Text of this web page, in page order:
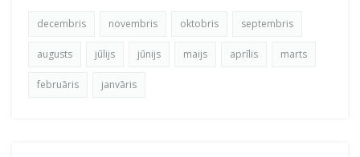
decembris novembris oktobris septembris
augusts jūlijs jūnijs maijs aprīlis marts
februāris janvāris